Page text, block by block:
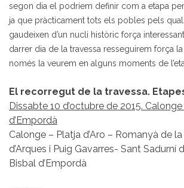
segon dia el podríem definir com a etapa
ja que pràcticament tots els pobles pels
gaudeixen d’un nucli històric força
darrer dia de la travessa resseguirem força
només la veurem en alguns moments de
El recorregut de la travessa.
Dissabte 10 d’octubre de 2015.
d’Empordà
Calonge – Platja d’Aro – Romanyà de
d’Arques i Puig Gavarres- Sant Sadurní
Bisbal d’Empordà